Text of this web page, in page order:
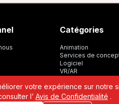
Catégories
Animation
Services de
Logiciel
VR/AR
votre expérience sur notre
l’ Avis de Confidentialité .